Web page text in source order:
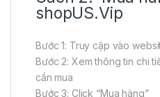
shopUS.Vip
Bước 1: Truy cập vào
Bước 2: Xem thông tin chi
cần mua
Bước 3: Click “Mua hàng”